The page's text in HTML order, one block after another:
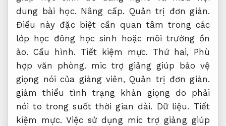
dung bài học. Nâng cấp. Quản trị đơn giản.
Điều này đặc biệt cần quan tâm trong các
lớp học đông học sinh hoặc môi trường ồn
ào. Cấu hình. Tiết kiệm mực. Thứ hai, Phù
hợp văn phòng. mic trợ giảng giúp bảo vệ
giọng nói của giảng viên, Quản trị đơn giản.
giảm thiểu tình trạng khản giọng do phải
nói to trong suốt thời gian dài. Dữ liệu. Tiết
kiệm mực. Việc sử dụng mic trợ giảng giúp